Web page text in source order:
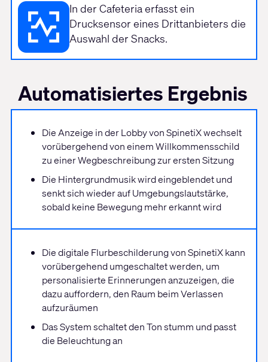
In der Cafeteria erfasst ein
Drucksensor eines Drittanbieters die
Auswahl der Snacks.
Automatisiertes Ergebnis
Die Anzeige in der Lobby von SpinetiX wechselt
vorübergehend von einem Willkommensschild
zu einer Wegbeschreibung zur ersten Sitzung
Die Hintergrundmusik wird eingeblendet und
senkt sich wieder auf Umgebungslautstärke,
sobald keine Bewegung mehr erkannt wird
Die digitale Flurbeschilderung von SpinetiX kann
vorübergehend umgeschaltet werden, um
personalisierte Erinnerungen anzuzeigen, die
dazu auffordern, den Raum beim Verlassen
aufzuräumen
Das System schaltet den Ton stumm und passt
die Beleuchtung an